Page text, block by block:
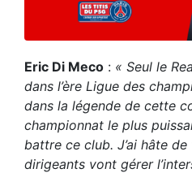
Eric Di Meco : « Seul le
dans l’ère Ligue des
dans la légende de cette
championnat le plus
battre ce club. J’ai hâte
dirigeants vont gérer